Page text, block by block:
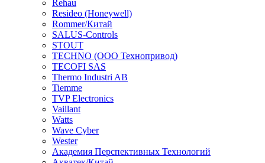
Rehau
Resideo (Honeywell)
Rommer/Китай
SALUS-Controls
STOUT
TECHNO (ООО Технопривод)
TECOFI SAS
Thermo Industri AB
Tiemme
TVP Electronics
Vaillant
Watts
Wave Cyber
Wester
Академия Перспективных Технологий